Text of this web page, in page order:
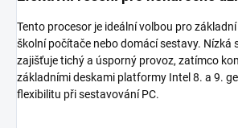
Tento procesor je ideální volbou pro
školní počítače nebo domácí sestavy. Nízká
zajišťuje tichý a úsporný provoz, zatímco
základními deskami platformy Intel 8. a 9.
flexibilitu při sestavování PC.